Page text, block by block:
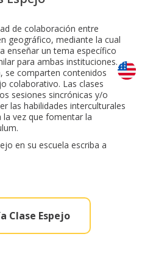
de colaboración entre
geográfico, mediante la cual
enseñar un tema específico
para ambas instituciones.
se comparten contenidos
colaborativo. Las clases
sesiones sincrónicas y/o
las habilidades interculturales
vez que fomentar la
en su escuela escriba a
Clase Espejo